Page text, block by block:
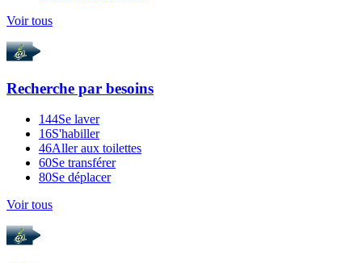
Voir tous
Recherche par besoins
144Se laver
16S'habiller
46Aller aux toilettes
60Se transférer
80Se déplacer
Voir tous